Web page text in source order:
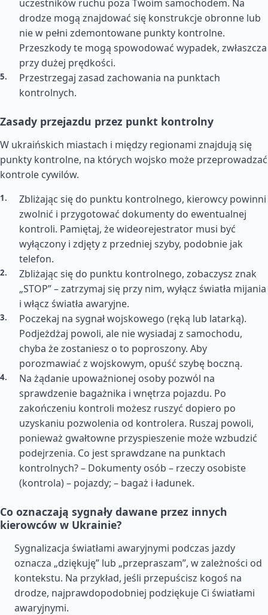
uczestników ruchu poza Twoim samochodem. Na
drodze mogą znajdować się konstrukcje obronne lub
nie w pełni zdemontowane punkty kontrolne.
Przeszkody te mogą spowodować wypadek, zwłaszcza
przy dużej prędkości.
Przestrzegaj zasad zachowania na punktach
kontrolnych.
Zasady przejazdu przez punkt kontrolny
W ukraińskich miastach i między regionami znajdują się
punkty kontrolne, na których wojsko może przeprowadzać
kontrole cywilów.
Zbliżając się do punktu kontrolnego, kierowcy powinni
zwolnić i przygotować dokumenty do ewentualnej
kontroli. Pamiętaj, że wideorejestrator musi być
wyłączony i zdjęty z przedniej szyby, podobnie jak
telefon.
Zbliżając się do punktu kontrolnego, zobaczysz znak
„STOP” – zatrzymaj się przy nim, wyłącz światła mijania
i włącz światła awaryjne.
Poczekaj na sygnał wojskowego (ręką lub latarką).
Podjeżdżaj powoli, ale nie wysiadaj z samochodu,
chyba że zostaniesz o to poproszony. Aby
porozmawiać z wojskowym, opuść szybę boczną.
Na żądanie upoważnionej osoby pozwól na
sprawdzenie bagażnika i wnętrza pojazdu. Po
zakończeniu kontroli możesz ruszyć dopiero po
uzyskaniu pozwolenia od kontrolera. Ruszaj powoli,
ponieważ gwałtowne przyspieszenie może wzbudzić
podejrzenia. Co jest sprawdzane na punktach
kontrolnych? – Dokumenty osób – rzeczy osobiste
(kontrola) – pojazdy; – bagaż i ładunek.
Co oznaczają sygnały dawane przez innych
kierowców w Ukrainie?
Sygnalizacja światłami awaryjnymi podczas jazdy
oznacza „dziękuję” lub „przepraszam”, w zależności od
kontekstu. Na przykład, jeśli przepuścisz kogoś na
drodze, najprawdopodobniej podziękuje Ci światłami
awaryjnymi.